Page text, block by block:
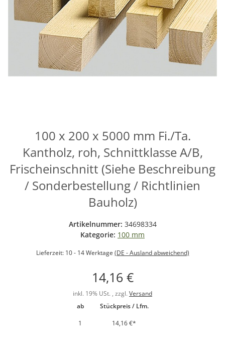
100 x 200 x 5000 mm Fi./Ta.
Kantholz, roh, Schnittklasse A/B,
Frischeinschnitt (Siehe Beschreibung
/ Sonderbestellung / Richtlinien
Bauholz)
Artikelnummer: 34698334
Kategorie: 100 mm
Lieferzeit: 10 - 14 Werktage (DE - Ausland abweichend)
14,16 €
inkl. 19% USt. , zzgl. Versand
ab
Stückpreis / Lfm.
1
14,16 €*